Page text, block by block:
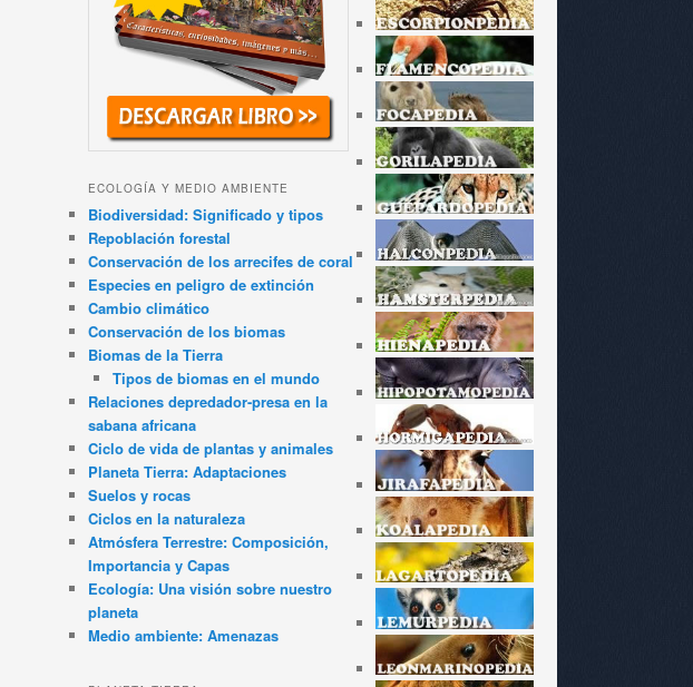
ECOLOGÍA Y MEDIO AMBIENTE
Biodiversidad: Significado y tipos
Repoblación forestal
Conservación de los arrecifes de coral
Especies en peligro de extinción
Cambio climático
Conservación de los biomas
Biomas de la Tierra
Tipos de biomas en el mundo
Relaciones depredador-presa en la
sabana africana
Ciclo de vida de plantas y animales
Planeta Tierra: Adaptaciones
Suelos y rocas
Ciclos en la naturaleza
Atmósfera Terrestre: Composición,
Importancia y Capas
Ecología: Una visión sobre nuestro
planeta
Medio ambiente: Amenazas